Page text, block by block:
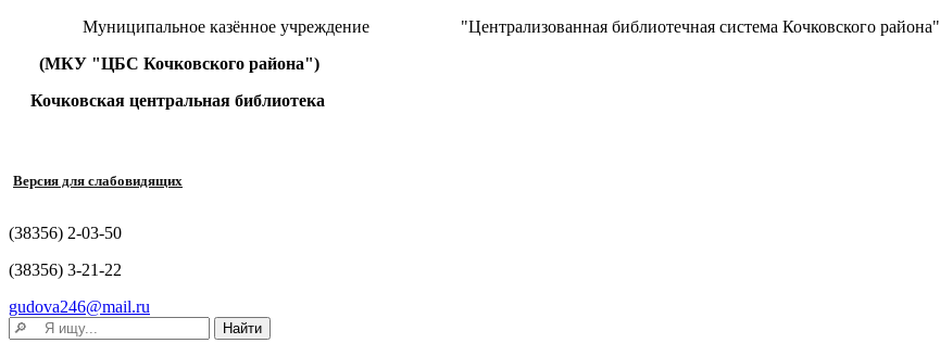
Муниципальное казённое учреждение "Централизованная библиотечная система Кочковского района"
(МКУ "ЦБС Кочковского района")
Кочковская центральная библиотека
Версия для слабовидящих
(38356) 2-03-50
(38356) 3-21-22
gudova246@mail.ru